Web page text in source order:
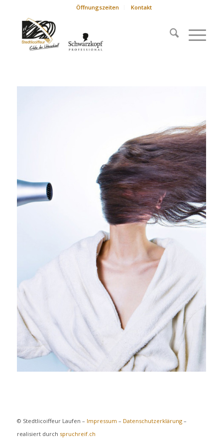
Öffnungszeiten Kontakt
© Stedtlicoiffeur Laufen – Impressum – Datenschutzerklärung–
realisiert durch spruchreif.ch